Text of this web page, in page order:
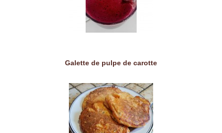
Galette de pulpe de carotte